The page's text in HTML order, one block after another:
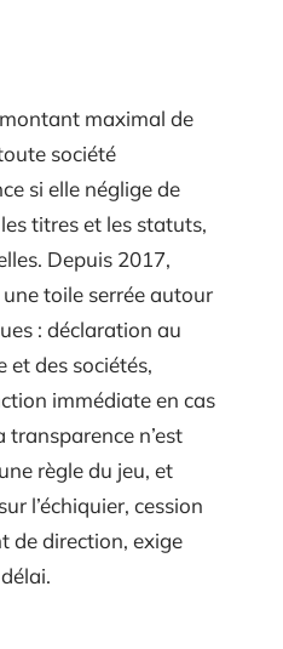
maximal de
société
si elle néglige de
titres et les statuts,
Depuis 2017,
toile serrée autour
: déclaration au
et des sociétés,
immédiate en cas
transparence n’est
règle du jeu, et
l’échiquier, cession
de direction, exige